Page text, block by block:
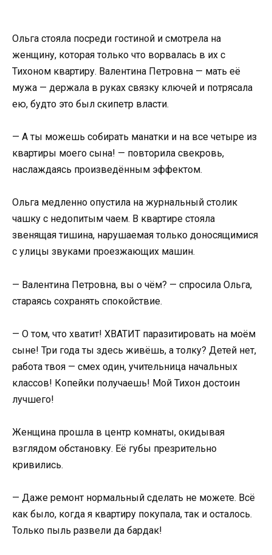
Ольга стояла посреди гостиной и смотрела на
женщину, которая только что ворвалась в их с
Тихоном квартиру. Валентина Петровна — мать её
мужа — держала в руках связку ключей и потрясала
ею, будто это был скипетр власти.
— А ты можешь собирать манатки и на все четыре из
квартиры моего сына! — повторила свекровь,
наслаждаясь произведённым эффектом.
Ольга медленно опустила на журнальный столик
чашку с недопитым чаем. В квартире стояла
звенящая тишина, нарушаемая только доносящимися
с улицы звуками проезжающих машин.
— Валентина Петровна, вы о чём? — спросила Ольга,
стараясь сохранять спокойствие.
— О том, что хватит! ХВАТИТ паразитировать на моём
сыне! Три года ты здесь живёшь, а толку? Детей нет,
работа твоя — смех один, учительница начальных
классов! Копейки получаешь! Мой Тихон достоин
лучшего!
Женщина прошла в центр комнаты, окидывая
взглядом обстановку. Её губы презрительно
кривились.
— Даже ремонт нормальный сделать не можете. Всё
как было, когда я квартиру покупала, так и осталось.
Только пыль развели да бардак!